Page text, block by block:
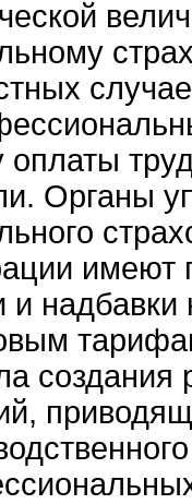
Органы
имеют
и
создания